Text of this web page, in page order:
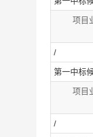
项目
/
第一中标
项目
/